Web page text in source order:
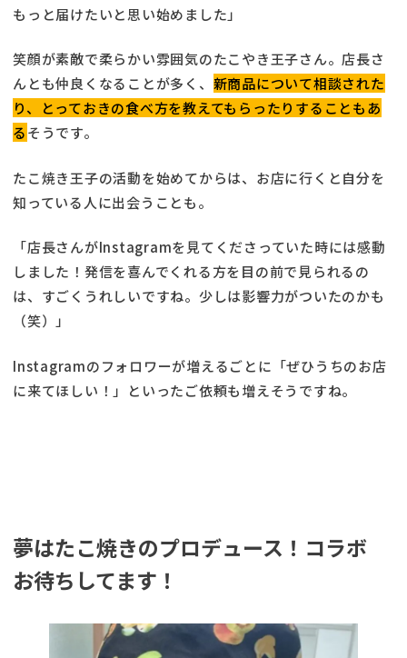
もっと届けたいと思い始めました」
笑顔が素敵で柔らかい雰囲気のたこやき王子さん。店長さ
んとも仲良くなることが多く、 新商品について相談された
り、とっておきの食べ方を教えてもらったりすることもあ
るそうです。
たこ焼き王子の活動を始めてからは、お店に行くと自分を
知っている人に出会うことも。
「店長さんがInstagramを見てくださっていた時には感動
しました！発信を喜んでくれる方を目の前で見られるの
は、すごくうれしいですね。少しは影響力がついたのかも
（笑）」
Instagramのフォロワーが増えるごとに「ぜひうちのお店
に来てほしい！」といったご依頼も増えそうですね。
夢はたこ焼きのプロデュース！コラボ
お待ちしてます！